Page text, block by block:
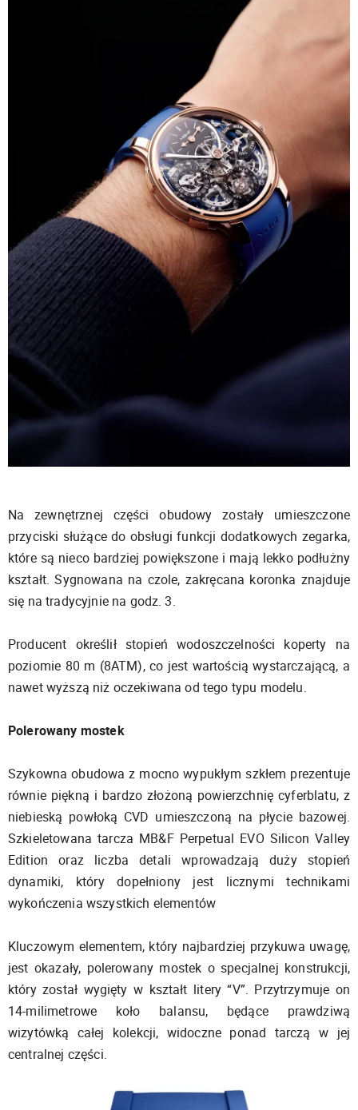
Na zewnętrznej części obudowy zostały umieszczone
przyciski służące do obsługi funkcji dodatkowych zegarka,
które są nieco bardziej powiększone i mają lekko podłużny
kształt. Sygnowana na czole, zakręcana koronka znajduje
się na tradycyjnie na godz. 3.
Producent określił stopień wodoszczelności koperty na
poziomie 80 m (8ATM), co jest wartością wystarczającą, a
nawet wyższą niż oczekiwana od tego typu modelu.
Polerowany mostek
Szykowna obudowa z mocno wypukłym szkłem prezentuje
równie piękną i bardzo złożoną powierzchnię cyferblatu, z
niebieską powłoką CVD umieszczoną na płycie bazowej.
Szkieletowana tarcza MB&F Perpetual EVO Silicon Valley
Edition oraz liczba detali wprowadzają duży stopień
dynamiki, który dopełniony jest licznymi technikami
wykończenia wszystkich elementów
Kluczowym elementem, który najbardziej przykuwa uwagę,
jest okazały, polerowany mostek o specjalnej konstrukcji,
który został wygięty w kształt litery “V”. Przytrzymuje on
14-milimetrowe koło balansu, będące prawdziwą
wizytówką całej kolekcji, widoczne ponad tarczą w jej
centralnej części.